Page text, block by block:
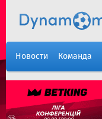
Новости Команда